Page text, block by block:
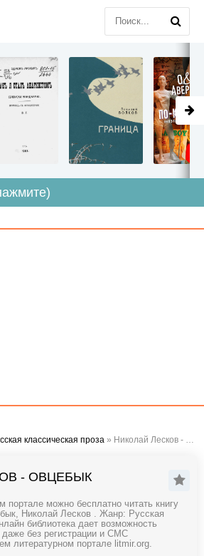
классическая проза » Николай Лесков - Овцебык
- ОВЦЕБЫК
портале можно бесплатно читать книгу
Николай Лесков . Жанр: Русская
библиотека дает возможность
даже без регистрации и СМС
литературном портале litmir.org.